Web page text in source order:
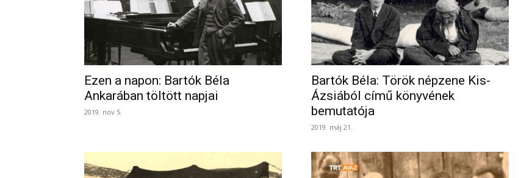
Ezen a napon: Bartók Béla
Ankarában töltött napjai
2019. nov 5.
Bartók Béla: Török népzene Kis-
Ázsiából című könyvének
bemutatója
2019. máj 21.